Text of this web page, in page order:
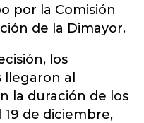
por la Comisión
de la Dimayor.
los
al
la duración de los
de diciembre,